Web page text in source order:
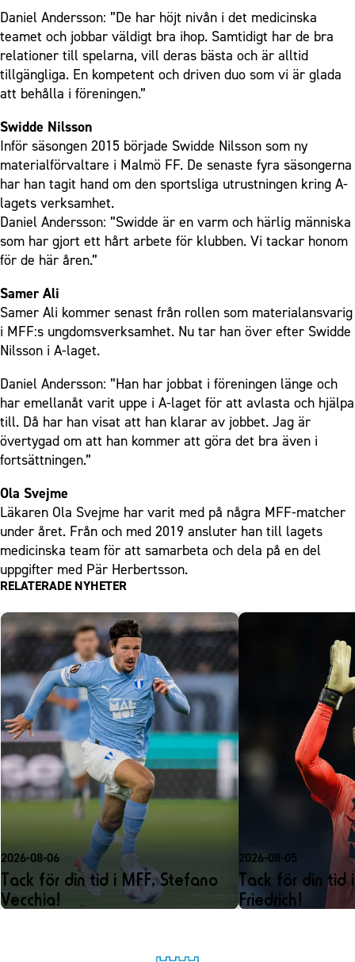
Daniel Andersson: ”De har höjt nivån i det medicinska
teamet och jobbar väldigt bra ihop. Samtidigt har de bra
relationer till spelarna, vill deras bästa och är alltid
tillgängliga. En kompetent och driven duo som vi är glada
att behålla i föreningen.”
Swidde Nilsson
Inför säsongen 2015 började Swidde Nilsson som ny
materialförvaltare i Malmö FF. De senaste fyra säsongerna
har han tagit hand om den sportsliga utrustningen kring A-
lagets verksamhet.
Daniel Andersson: ”Swidde är en varm och härlig människa
som har gjort ett hårt arbete för klubben. Vi tackar honom
för de här åren.”
Samer Ali
Samer Ali kommer senast från rollen som materialansvarig
i MFF:s ungdomsverksamhet. Nu tar han över efter Swidde
Nilsson i A-laget.
Daniel Andersson: ”Han har jobbat i föreningen länge och
har emellanåt varit uppe i A-laget för att avlasta och hjälpa
till. Då har han visat att han klarar av jobbet. Jag är
övertygad om att han kommer att göra det bra även i
fortsättningen.”
Ola Svejme
Läkaren Ola Svejme har varit med på några MFF-matcher
under året. Från och med 2019 ansluter han till lagets
medicinska team för att samarbeta och dela på en del
uppgifter med Pär Herbertsson.
RELATERADE NYHETER
2026-08-06
Tack för din tid i MFF, Stefano
Vecchia!
2026-08-05
Tack för din tid
Friedrich!